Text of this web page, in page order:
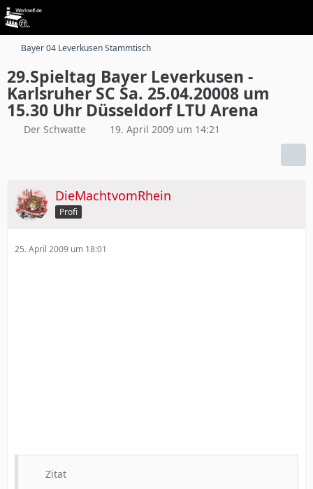
Bayer 04 Leverkusen Stammtisch
29.Spieltag Bayer Leverkusen -
Karlsruher SC Sa. 25.04.20008 um
15.30 Uhr Düsseldorf LTU Arena
Der Schwatte 19. April 2009 um 14:21
DieMachtvomRhein
Profi
25. April 2009 um 18:01
Zitat